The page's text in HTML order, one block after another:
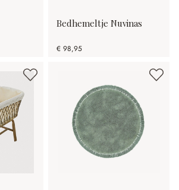
Bedhemeltje Nuvinas
€ 98,95